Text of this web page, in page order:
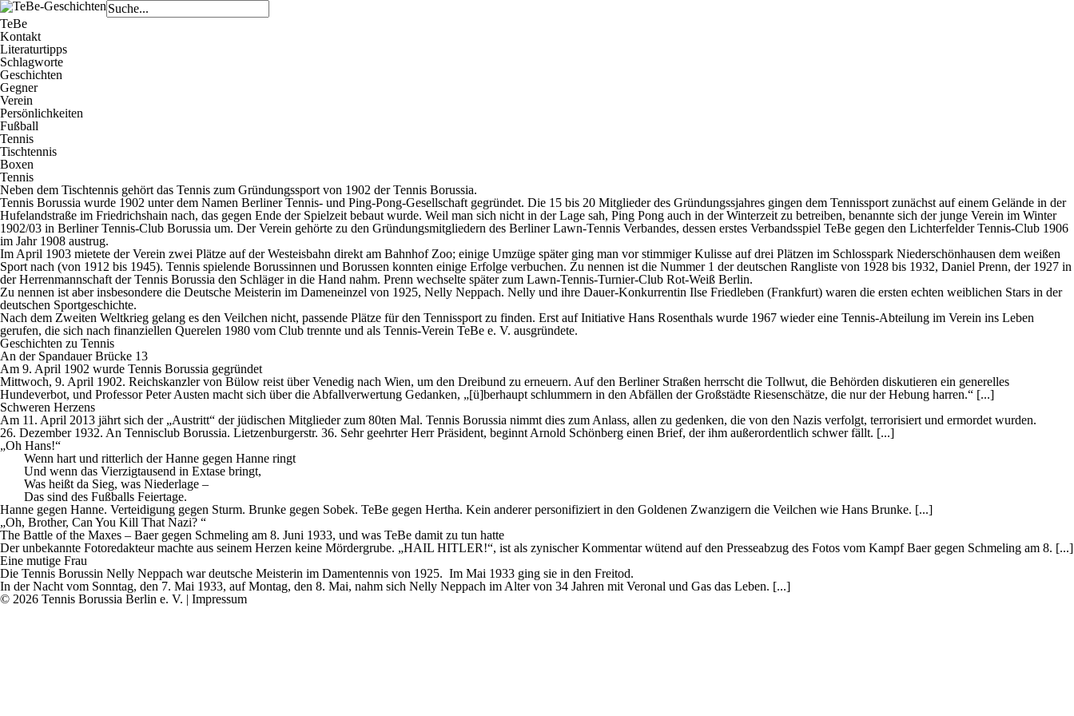
TeBe
Kontakt
Literaturtipps
Schlagworte
Geschichten
Gegner
Verein
Persönlichkeiten
Fußball
Tennis
Tischtennis
Boxen
Tennis
Neben dem Tischtennis gehört das Tennis zum Gründungssport von 1902 der Tennis Borussia.
Tennis Borussia wurde 1902 unter dem Namen Berliner Tennis- und Ping-Pong-Gesellschaft gegründet. Die 15 bis 20 Mitglieder des Gründungssjahres gingen dem Tennissport zunächst auf einem Gelände in der
Hufelandstraße im Friedrichshain nach, das gegen Ende der Spielzeit bebaut wurde. Weil man sich nicht in der Lage sah, Ping Pong auch in der Winterzeit zu betreiben, benannte sich der junge Verein im Winter
1902/03 in Berliner Tennis-Club Borussia um. Der Verein gehörte zu den Gründungsmitgliedern des Berliner Lawn-Tennis Verbandes, dessen erstes Verbandsspiel TeBe gegen den Lichterfelder Tennis-Club 1906
im Jahr 1908 austrug.
Im April 1903 mietete der Verein zwei Plätze auf der Westeisbahn direkt am Bahnhof Zoo; einige Umzüge später ging man vor stimmiger Kulisse auf drei Plätzen im Schlosspark Niederschönhausen dem weißen
Sport nach (von 1912 bis 1945). Tennis spielende Borussinnen und Borussen konnten einige Erfolge verbuchen. Zu nennen ist die Nummer 1 der deutschen Rangliste von 1928 bis 1932, Daniel Prenn, der 1927 in
der Herrenmannschaft der Tennis Borussia den Schläger in die Hand nahm. Prenn wechselte später zum Lawn-Tennis-Turnier-Club Rot-Weiß Berlin.
Zu nennen ist aber insbesondere die Deutsche Meisterin im Dameneinzel von 1925, Nelly Neppach. Nelly und ihre Dauer-Konkurrentin Ilse Friedleben (Frankfurt) waren die ersten echten weiblichen Stars in der
deutschen Sportgeschichte.
Nach dem Zweiten Weltkrieg gelang es den Veilchen nicht, passende Plätze für den Tennissport zu finden. Erst auf Initiative Hans Rosenthals wurde 1967 wieder eine Tennis-Abteilung im Verein ins Leben
gerufen, die sich nach finanziellen Querelen 1980 vom Club trennte und als Tennis-Verein TeBe e. V. ausgründete.
Geschichten zu Tennis
An der Spandauer Brücke 13
Am 9. April 1902 wurde Tennis Borussia gegründet
Mittwoch, 9. April 1902. Reichskanzler von Bülow reist über Venedig nach Wien, um den Dreibund zu erneuern. Auf den Berliner Straßen herrscht die Tollwut, die Behörden diskutieren ein generelles
Hundeverbot, und Professor Peter Austen macht sich über die Abfallverwertung Gedanken, „[ü]berhaupt schlummern in den Abfällen der Großstädte Riesenschätze, die nur der Hebung harren.“ [...]
Schweren Herzens
Am 11. April 2013 jährt sich der „Austritt“ der jüdischen Mitglieder zum 80ten Mal. Tennis Borussia nimmt dies zum Anlass, allen zu gedenken, die von den Nazis verfolgt, terrorisiert und ermordet wurden.
26. Dezember 1932. An Tennisclub Borussia. Lietzenburgerstr. 36. Sehr geehrter Herr Präsident, beginnt Arnold Schönberg einen Brief, der ihm außerordentlich schwer fällt. [...]
„Oh Hans!“
Wenn hart und ritterlich der Hanne gegen Hanne ringt
Und wenn das Vierzigtausend in Extase bringt,
Was heißt da Sieg, was Niederlage –
Das sind des Fußballs Feiertage.
Hanne gegen Hanne. Verteidigung gegen Sturm. Brunke gegen Sobek. TeBe gegen Hertha. Kein anderer personifiziert in den Goldenen Zwanzigern die Veilchen wie Hans Brunke. [...]
„Oh, Brother, Can You Kill That Nazi? “
The Battle of the Maxes – Baer gegen Schmeling am 8. Juni 1933, und was TeBe damit zu tun hatte
Der unbekannte Fotoredakteur machte aus seinem Herzen keine Mördergrube. „HAIL HITLER!“, ist als zynischer Kommentar wütend auf den Presseabzug des Fotos vom Kampf Baer gegen Schmeling am 8. [...]
Eine mutige Frau
Die Tennis Borussin Nelly Neppach war deutsche Meisterin im Damentennis von 1925. Im Mai 1933 ging sie in den Freitod.
In der Nacht vom Sonntag, den 7. Mai 1933, auf Montag, den 8. Mai, nahm sich Nelly Neppach im Alter von 34 Jahren mit Veronal und Gas das Leben. [...]
© 2026 Tennis Borussia Berlin e. V. | Impressum